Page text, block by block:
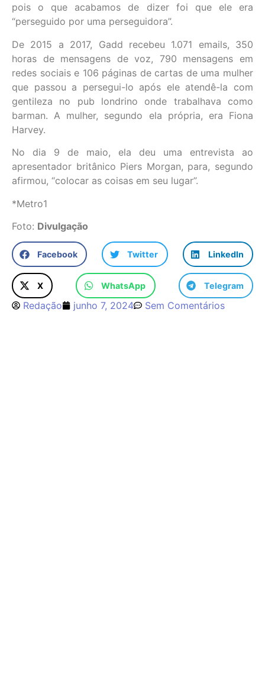
pois o que acabamos de dizer foi que ele era
“perseguido por uma perseguidora”.
De 2015 a 2017, Gadd recebeu 1.071 emails, 350
horas de mensagens de voz, 790 mensagens em
redes sociais e 106 páginas de cartas de uma mulher
que passou a persegui-lo após ele atendê-la com
gentileza no pub londrino onde trabalhava como
barman. A mulher, segundo ela própria, era Fiona
Harvey.
No dia 9 de maio, ela deu uma entrevista ao
apresentador britânico Piers Morgan, para, segundo
afirmou, “colocar as coisas em seu lugar”.
*Metro1
Foto: Divulgação
Facebook Twitter LinkedIn
X WhatsApp Telegram
Redação junho 7, 2024 Sem Comentários